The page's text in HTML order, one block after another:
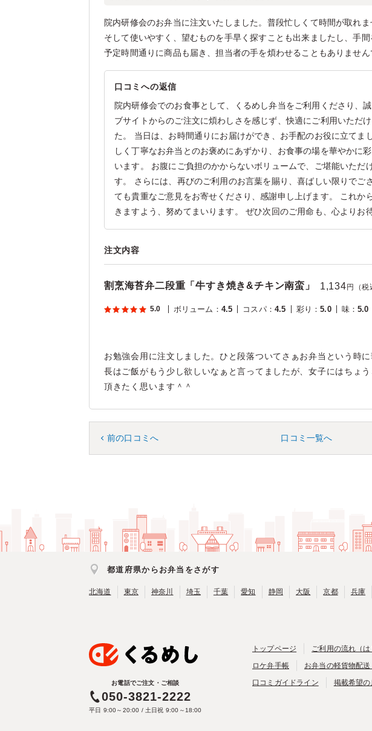
院内研修会のお弁当に注文いたしました。普段忙しくて時間が取れ
そして使いやすく、望むものを手早く探すことも出来ましたし、手間
予定時間通りに商品も届き、担当者の手を煩わせることもありません
口コミへの返信
院内研修会でのお食事として、くるめし弁当をご利用くださり、
ブサイトからのご注文に煩わしさを感じず、快適にご利用いただ
た。 当日は、お時間通りにお届けができ、お手配のお役に立てま
しく丁寧なお弁当とのお褒めにあずかり、お食事の場を華やかに
います。 お腹にご負担のかからないボリュームで、ご堪能いただ
す。 さらには、再びのご利用のお言葉を賜り、喜ばしい限りでご
ても貴重なご意見をお寄せくださり、感謝申し上げます。 これか
きますよう、努めてまいります。 ぜひ次回のご用命も、心よりお
注文内容
割烹海苔弁二段重「牛すき焼き&チキン南蛮」 1,134 円（税
5.0 ボリューム ： 4.5 コスパ： 4.5 彩り ：5.0 味：5.0
お勉強会用に注文しました。ひと段落ついてさぁお弁当という時
長はご飯がもう少し欲しいなぁと言ってましたが、女子にはちょ
頂きたく思います＾＾
前の口コミへ 口コミ一覧へ
都道府県からお弁当をさがす
北海道 東京 神奈川 埼玉 千葉 愛知 静岡 大阪 京都 兵庫
お電話でご注文・ご相談
050-3821-2222
平日 9:00～20:00 / 土日祝 9:00～18:00
トップページ ご利用の流れ（は
ロケ弁手帳
お弁当の軽貨物配
口コミガイドライン
掲載希望